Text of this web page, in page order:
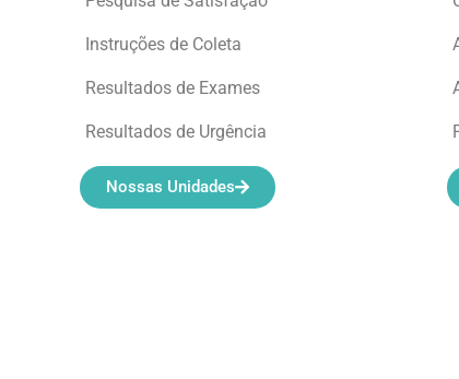
Instruções de Coleta
Resultados de Exames
Resultados de Urgência
Nossas Unidades